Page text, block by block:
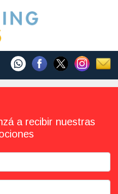
a recibir nuestras